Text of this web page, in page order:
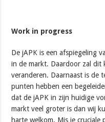
Work in progress
De jAPK is een afspiegeling
in de markt. Daardoor zal dit
veranderen. Daarnaast is de
punten hebben een
dat de jAPK in zijn huidige
markt veel groter is dan wij
harte welkom. Mis je